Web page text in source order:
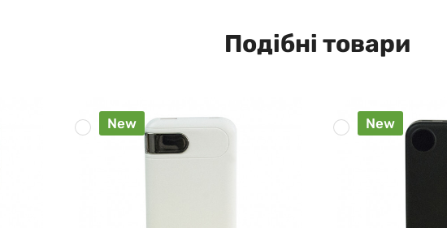
Подібні товари
New New